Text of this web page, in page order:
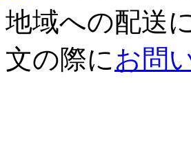
地域への配送
文の際に お問